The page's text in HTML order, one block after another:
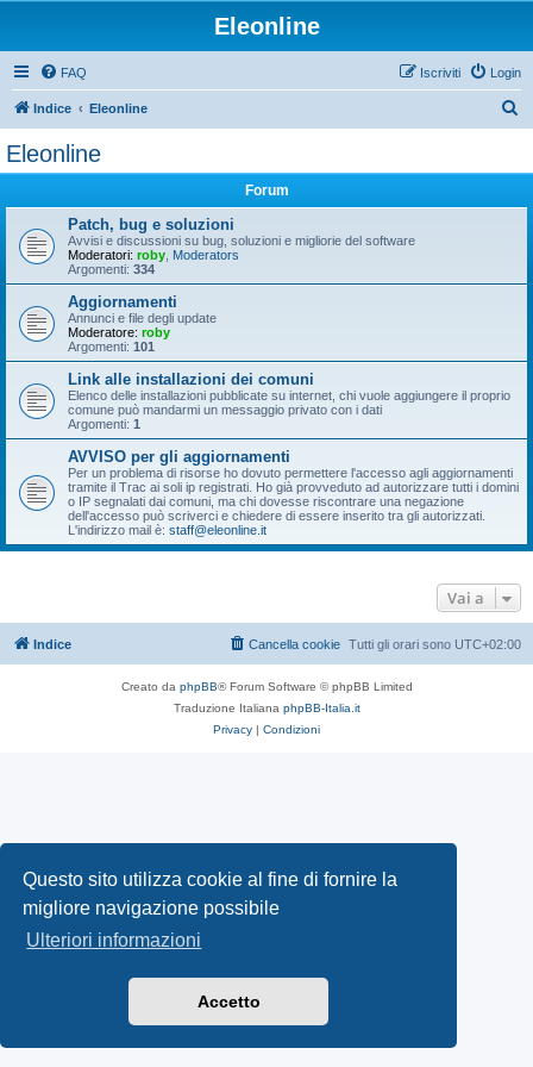
Questo sito utilizza cookie al fine di fornire la
migliore navigazione possibile
Ulteriori informazioni
Accetto
Eleonline
FAQ Login
Iscriviti
Indice Eleonline
Eleonline
Forum
Patch, bug e soluzioni
Avvisi e discussioni su bug, soluzioni e migliorie del software
Moderatori: roby Moderators
Argomenti: 334
Aggiornamenti
Annunci e file degli update
Moderatore: roby
Argomenti: 101
Link alle installazioni dei comuni
Elenco delle installazioni pubblicate su internet, chi vuole aggiungere il proprio
comune può mandarmi un messaggio privato con i dati
Argomenti: 1
AVVISO per gli aggiornamenti
Per un problema di risorse ho dovuto permettere l'accesso agli aggiornamenti
tramite il Trac ai soli ip registrati. Ho già provveduto ad autorizzare tutti i domini
o IP segnalati dai comuni, ma chi dovesse riscontrare una negazione
dell'accesso può scriverci e chiedere di essere inserito tra gli autorizzati.
L'indirizzo mail è: staff@eleonline.it
Vai a
Indice Tutti gli orari sono UTC+02:00
Cancella cookie
Creato da phpBB® Forum Software © phpBB Limited
Traduzione Italiana phpBB-Italia.it
Privacy | Condizioni